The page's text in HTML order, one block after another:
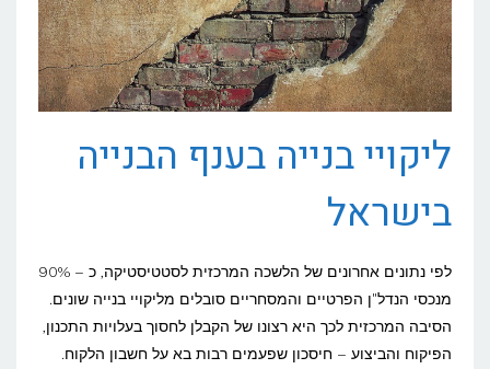
ליקויי בנייה בענף הבנייה
בישראל
לפי נתונים אחרונים של הלשכה המרכזית לסטטיסטיקה, כ – 90%
מנכסי הנדל"ן הפרטיים והמסחריים סובלים מליקויי בנייה שונים.
הסיבה המרכזית לכך היא רצונו של הקבלן לחסוך בעלויות התכנון,
הפיקוח והביצוע – חיסכון שפעמים רבות בא על חשבון הלקוח.